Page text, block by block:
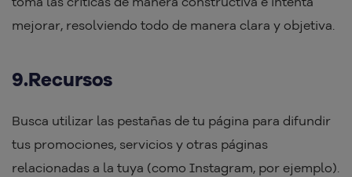
mejorar, resolviendo todo de manera clara y objetiva.
9.Recursos
Busca utilizar las pestañas de tu página para difundir
tus promociones, servicios y otras páginas
relacionadas a la tuya (como Instagram, por ejemplo).